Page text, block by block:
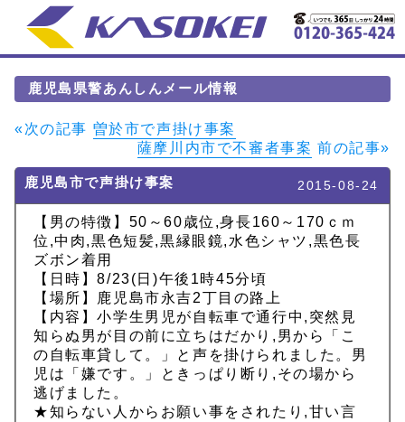
鹿児島県警あんしんメール情報
«次の記事 曽於市で声掛け事案
薩摩川内市で不審者事案 前の記事»
鹿児島市で声掛け事案 2015-08-24
【男の特徴】50～60歳位,身長160～170ｃｍ
位,中肉,黒色短髪,黒縁眼鏡,水色シャツ,黒色長
ズボン着用
【日時】8/23(日)午後1時45分頃
【場所】鹿児島市永吉2丁目の路上
【内容】小学生男児が自転車で通行中,突然見
知らぬ男が目の前に立ちはだかり,男から「こ
の自転車貸して。」と声を掛けられました。男
児は「嫌です。」ときっぱり断り,その場から
逃げました。
★知らない人からお願い事をされたり,甘い言